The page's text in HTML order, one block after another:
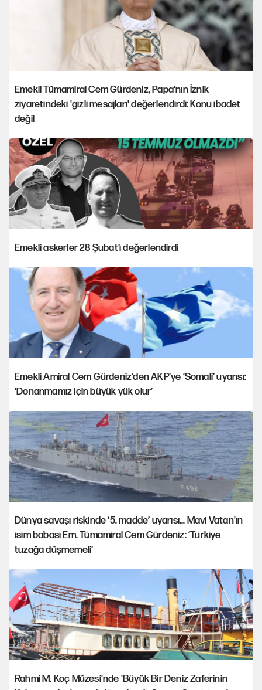
Emekli Tümamiral Cem Gürdeniz, Papa'nın İznik
ziyaretindeki 'gizli mesajları' değerlendirdi: Konu ibadet
değil
Emekli askerler 28 Şubat’ı değerlendirdi
Emekli Amiral Cem Gürdeniz’den AKP’ye ‘Somali’ uyarısı:
‘Donanmamız için büyük yük olur’
Dünya savaşı riskinde ‘5. madde’ uyarısı... Mavi Vatan'ın
isim babası Em. Tümamiral Cem Gürdeniz: ‘Türkiye
tuzağa düşmemeli’
Rahmi M. Koç Müzesi'nde 'Büyük Bir Deniz Zaferinin